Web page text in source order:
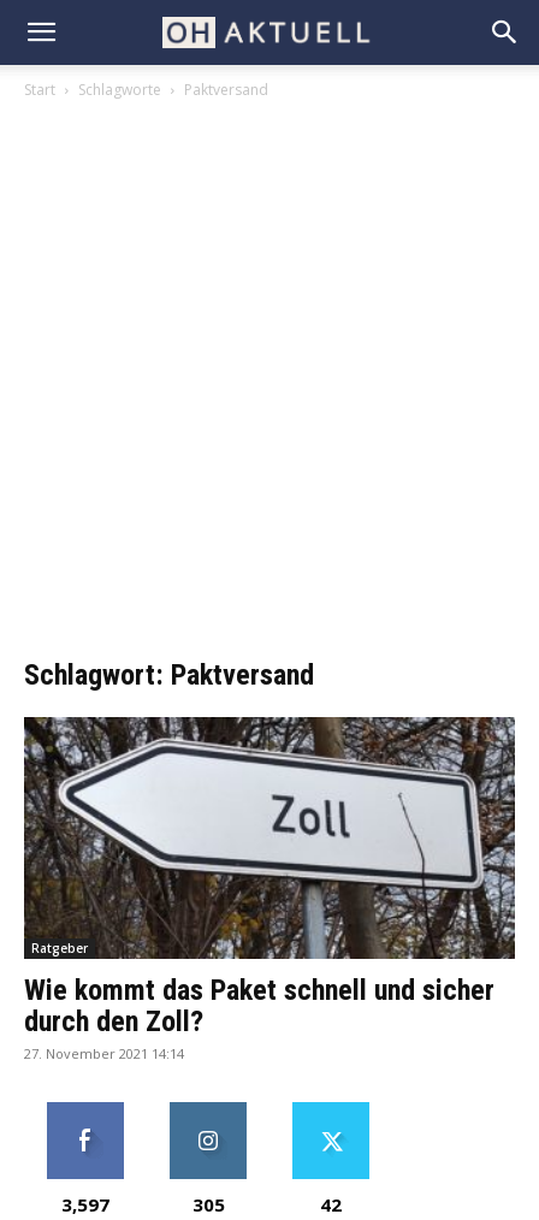
Start Schlagworte Paktversand
Schlagwort: Paktversand
Ratgeber
Wie kommt das Paket schnell und sicher
durch den Zoll?
27. November 2021 14:14
3,597 305 42